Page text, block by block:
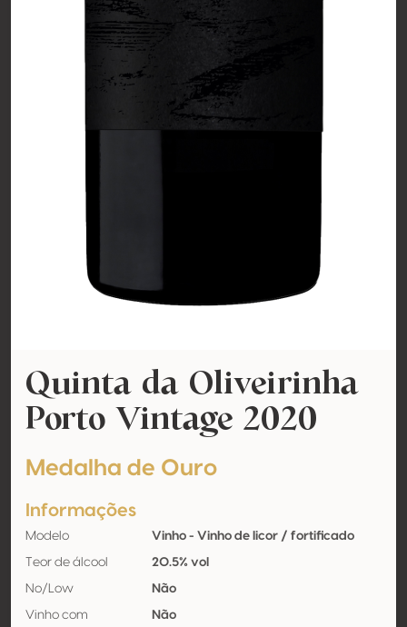
Quinta da Oliveirinha
Porto Vintage 2020
Medalha de Ouro
Informações
Modelo Vinho - Vinho de licor / fortificado
Teor de álcool 20.5% vol
No/Low Não
Vinho com
Não